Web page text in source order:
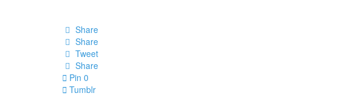
Share
Share
Tweet
Share
Pin 0
Tumblr